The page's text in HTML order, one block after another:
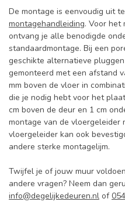
De montage is eenvoudig uit
montagehandleiding. Voor het
ontvang je alle benodigde
standaardmontage. Bij een
geschikte alternatieve
gemonteerd met een afstand
mm boven de vloer in
die je nodig hebt voor het
cm boven de deur en 1 cm
montage van de vloergeleider
vloergeleider kan ook
andere sterke montagelijm.
Twijfel je of jouw muur
andere vragen? Neem dan
info@degelijkedeuren.nl of